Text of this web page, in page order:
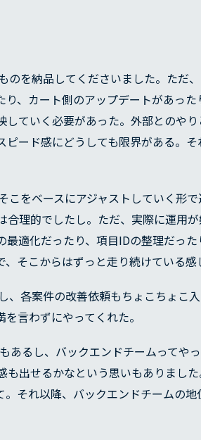
を納品してくださいました。ただ
、カート側のアップデートがあっ
ていく必要があった。外部とのや
ード感にどうしても限界がある。
こをベースにアジャストしていく形
理的でしたし。ただ、実際に運用
適化だったり、項目IDの整理だっ
そこからはずっと走り続けている感
、各案件の改善依頼もちょこちょこ
言わずにやってくれた。
あるし、バックエンドチームってや
出せるかなという思いもありまし
それ以降、バックエンドチームの
経営方針 沿革